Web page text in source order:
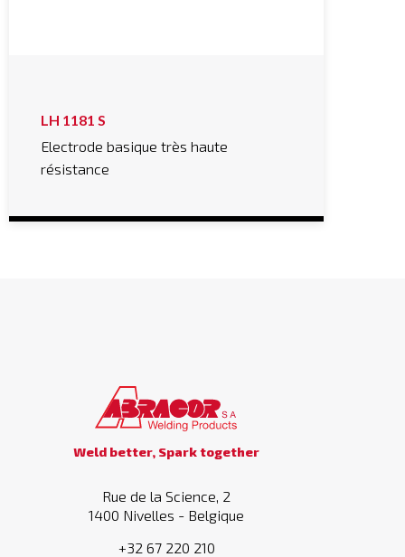
LH 1181 S
Electrode basique très haute
résistance
Weld better, Spark together
Rue de la Science, 2
1400 Nivelles - Belgique
+32 67 220 210